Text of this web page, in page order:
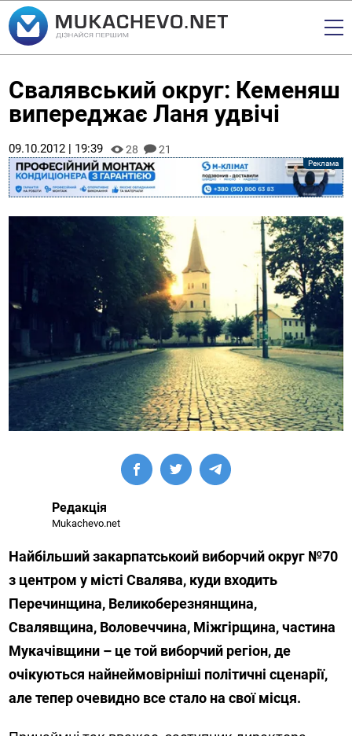
Свалявський округ: Кеменяш
випереджає Ланя удвічі
09.10.2012 | 19:39 28 21
Редакція
Mukachevo.net
Найбільший закарпатськоий виборчий округ №70
з центром у місті Свалява, куди входить
Перечинщина, Великоберезнянщина,
Свалявщина, Воловеччина, Міжгірщина, частина
Мукачівщини – це той виборчий регіон, де
очікуються найнеймовірніші політичні сценарії,
але тепер очевидно все стало на свої місця.